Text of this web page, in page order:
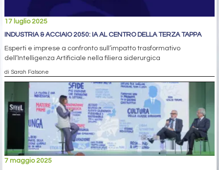
17 luglio 2025
INDUSTRIA & ACCIAIO 2050: IA AL CENTRO DELLA TERZA TAPPA
Esperti e imprese a confronto sull’impatto trasformativo
dell’Intelligenza Artificiale nella filiera siderurgica
di Sarah Falsone
7 maggio 2025